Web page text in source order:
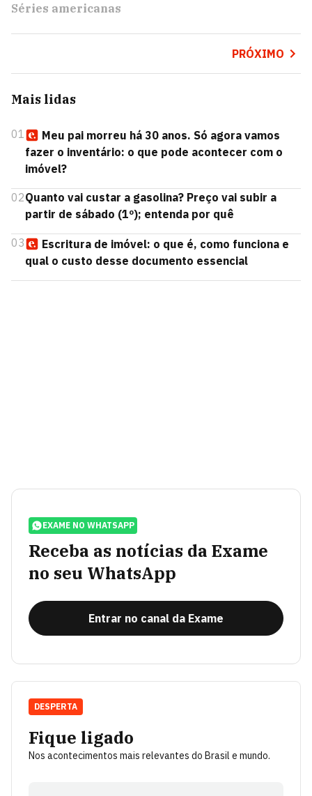
Séries americanas
PRÓXIMO
Mais lidas
01
Meu pai morreu há 30 anos. Só agora vamos
fazer o inventário: o que pode acontecer com o
imóvel?
02Quanto vai custar a gasolina? Preço vai subir a
partir de sábado (1º); entenda por quê
03
Escritura de imóvel: o que é, como funciona e
qual o custo desse documento essencial
EXAME NO WHATSAPP
Receba as notícias da Exame
no seu WhatsApp
Entrar no canal da Exame
Fique ligado
Nos acontecimentos mais relevantes do Brasil e mundo.
DESPERTA